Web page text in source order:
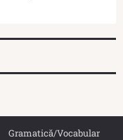
Gramatică/Vocabular